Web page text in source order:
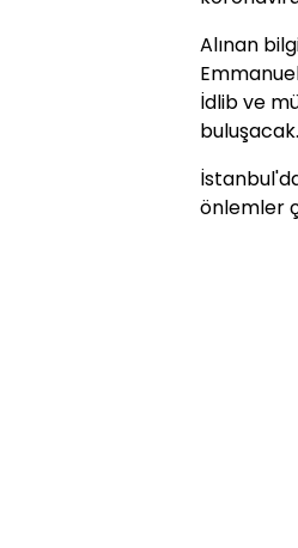
Alınan
İdlib ve
buluşacak.
önlemler